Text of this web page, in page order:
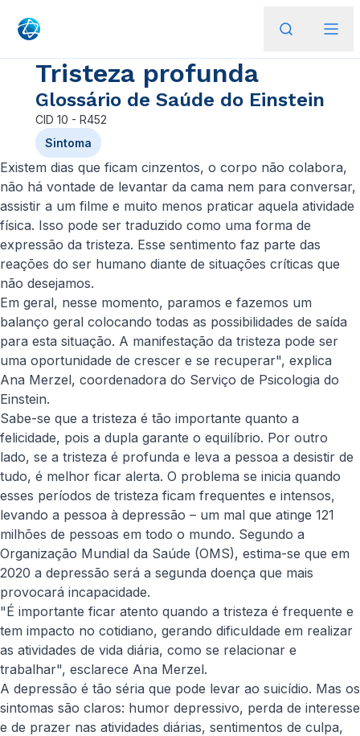
Tristeza profunda
Glossário de Saúde do Einstein
CID 10 - R452
Sintoma
Existem dias que ficam cinzentos, o corpo não colabora,
não há vontade de levantar da cama nem para conversar,
assistir a um filme e muito menos praticar aquela atividade
física. Isso pode ser traduzido como uma forma de
expressão da tristeza. Esse sentimento faz parte das
reações do ser humano diante de situações críticas que
não desejamos.
Em geral, nesse momento, paramos e fazemos um
balanço geral colocando todas as possibilidades de saída
para esta situação. A manifestação da tristeza pode ser
uma oportunidade de crescer e se recuperar", explica
Ana Merzel, coordenadora do Serviço de Psicologia do
Einstein.
Sabe-se que a tristeza é tão importante quanto a
felicidade, pois a dupla garante o equilíbrio. Por outro
lado, se a tristeza é profunda e leva a pessoa a desistir de
tudo, é melhor ficar alerta. O problema se inicia quando
esses períodos de tristeza ficam frequentes e intensos,
levando a pessoa à depressão – um mal que atinge 121
milhões de pessoas em todo o mundo. Segundo a
Organização Mundial da Saúde (OMS), estima-se que em
2020 a depressão será a segunda doença que mais
provocará incapacidade.
"É importante ficar atento quando a tristeza é frequente e
tem impacto no cotidiano, gerando dificuldade em realizar
as atividades de vida diária, como se relacionar e
trabalhar", esclarece Ana Merzel.
A depressão é tão séria que pode levar ao suicídio. Mas os
sintomas são claros: humor depressivo, perda de interesse
e de prazer nas atividades diárias, sentimentos de culpa,